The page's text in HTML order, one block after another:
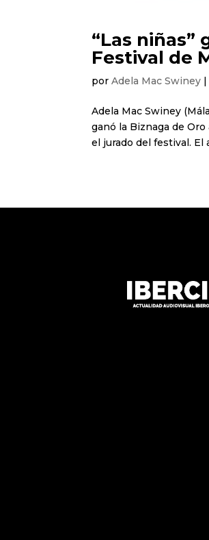
“Las niñas”
Festival de
porAdela Mac Swiney
Adela Mac Swiney
ganó la Biznaga de
el jurado del festival. El